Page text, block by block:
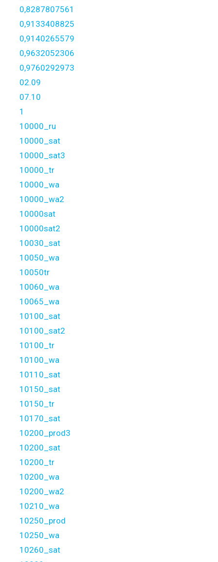
0,8287807561
0,9133408825
0,9140265579
0,9632052306
0,9760292973
02.09
07.10
1
10000_ru
10000_sat
10000_sat3
10000_tr
10000_wa
10000_wa2
10000sat
10000sat2
10030_sat
10050_wa
10050tr
10060_wa
10065_wa
10100_sat
10100_sat2
10100_tr
10100_wa
10110_sat
10150_sat
10150_tr
10170_sat
10200_prod3
10200_sat
10200_tr
10200_wa
10200_wa2
10210_wa
10250_prod
10250_wa
10260_sat